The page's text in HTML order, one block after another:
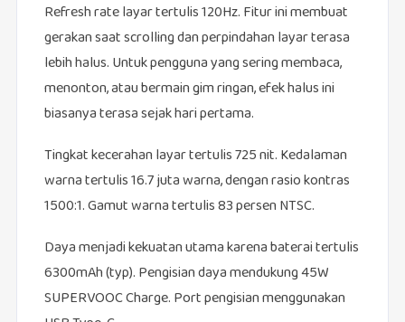
Refresh rate layar tertulis 120Hz. Fitur ini membuat
gerakan saat scrolling dan perpindahan layar terasa
lebih halus. Untuk pengguna yang sering membaca,
menonton, atau bermain gim ringan, efek halus ini
biasanya terasa sejak hari pertama.
Tingkat kecerahan layar tertulis 725 nit. Kedalaman
warna tertulis 16.7 juta warna, dengan rasio kontras
1500:1. Gamut warna tertulis 83 persen NTSC.
Daya menjadi kekuatan utama karena baterai tertulis
6300mAh (typ). Pengisian daya mendukung 45W
SUPERVOOC Charge. Port pengisian menggunakan